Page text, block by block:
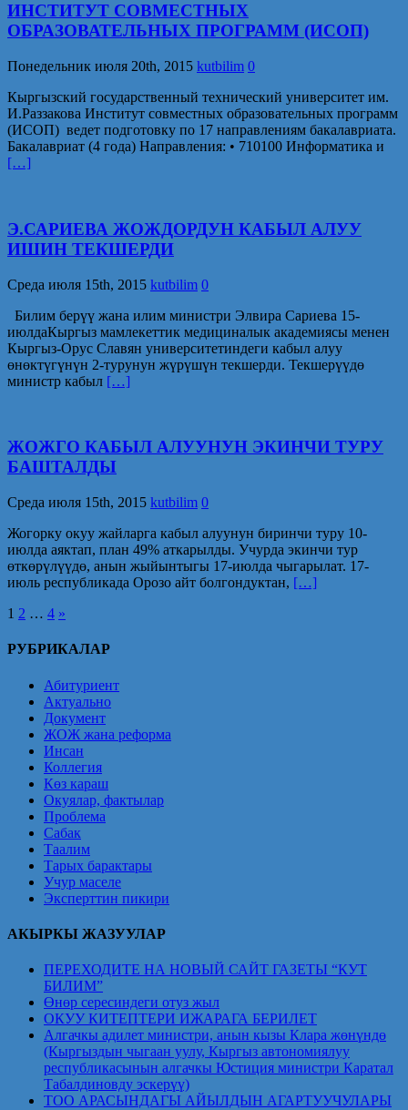
ИНСТИТУТ СОВМЕСТНЫХ
ОБРАЗОВАТЕЛЬНЫХ ПРОГРАММ (ИСОП)
Понедельник июля 20th, 2015 kutbilim 0
Кыргызский государственный технический университет им.
И.Раззакова Институт совместных образовательных программ
(ИСОП) ведет подготовку по 17 направлениям бакалавриата.
Бакалавриат (4 года) Направления: • 710100 Информатика и
[…]
Э.САРИЕВА ЖОЖДОРДУН КАБЫЛ АЛУУ
ИШИН ТЕКШЕРДИ
Среда июля 15th, 2015 kutbilim 0
Билим берүү жана илим министри Элвира Сариева 15-
июлдаКыргыз мамлекеттик медициналык академиясы менен
Кыргыз-Орус Славян университетиндеги кабыл алуу
өнөктүгүнүн 2-турунун жүрүшүн текшерди. Текшерүүдө
министр кабыл […]
ЖОЖГО КАБЫЛ АЛУУНУН ЭКИНЧИ ТУРУ
БАШТАЛДЫ
Среда июля 15th, 2015 kutbilim 0
Жогорку окуу жайларга кабыл алуунун биринчи туру 10-
июлда аяктап, план 49% аткарылды. Учурда экинчи тур
өткөрүлүүдө, анын жыйынтыгы 17-июлда чыгарылат. 17-
июль республикада Орозо айт болгондуктан, […]
Навигация
по
1 2 … 4 »
РУБРИКАЛАР
Абитуриент
Актуально
Документ
ЖОЖ жана реформа
Инсан
Коллегия
Көз караш
Окуялар, фактылар
Проблема
Сабак
Таалим
Тарых барактары
Учур маселе
Эксперттин пикири
АКЫРКЫ ЖАЗУУЛАР
ПЕРЕХОДИТЕ НА НОВЫЙ САЙТ ГАЗЕТЫ “КУТ
БИЛИМ”
Өнөр сересиндеги отуз жыл
ОКУУ КИТЕПТЕРИ ИЖАРАГА БЕРИЛЕТ
Алгачкы адилет министри, анын кызы Клара жөнүндө
(Кыргыздын чыгаан уулу, Кыргыз автономиялуу
республикасынын алгачкы Юстиция министри Каратал
Табалдиновду эскерүү)
ТОО АРАСЫНДАГЫ АЙЫЛДЫН АГАРТУУЧУЛАРЫ